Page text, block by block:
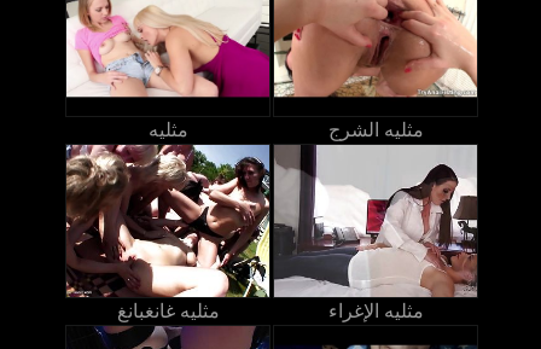
مثليه مثليه الشرج
مثليه غانغبانغ مثليه الإغراء